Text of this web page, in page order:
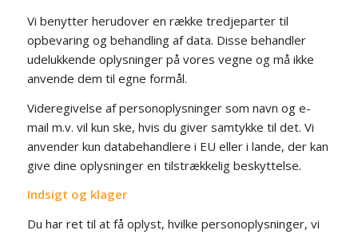
Vi benytter herudover en række tredjeparter til
opbevaring og behandling af data. Disse behandler
udelukkende oplysninger på vores vegne og må ikke
anvende dem til egne formål.
Videregivelse af personoplysninger som navn og e-
mail m.v. vil kun ske, hvis du giver samtykke til det. Vi
anvender kun databehandlere i EU eller i lande, der kan
give dine oplysninger en tilstrækkelig beskyttelse.
Indsigt og klager
Du har ret til at få oplyst, hvilke personoplysninger, vi